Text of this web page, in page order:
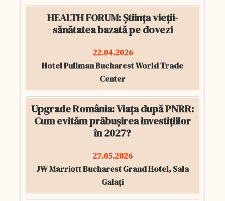
HEALTH FORUM: Știința vieții-
sănătatea bazată pe dovezi
22.04.2026
Hotel Pullman Bucharest World Trade
Center
Upgrade România: Viața după PNRR:
Cum evităm prăbușirea investițiilor
în 2027?
27.05.2026
JW Marriott Bucharest Grand Hotel, Sala
Galați